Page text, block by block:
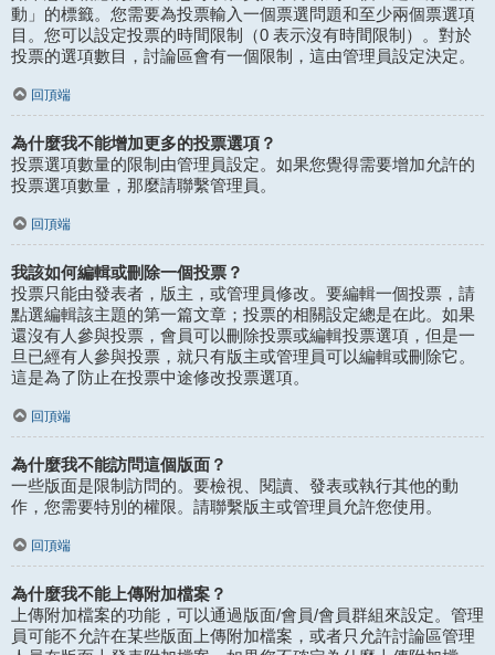
動」的標籤。您需要為投票輸入一個票選問題和至少兩個票選項
目。您可以設定投票的時間限制（0 表示沒有時間限制）。對於
投票的選項數目，討論區會有一個限制，這由管理員設定決定。
回頂端
為什麼我不能增加更多的投票選項？
投票選項數量的限制由管理員設定。如果您覺得需要增加允許的
投票選項數量，那麼請聯繫管理員。
回頂端
我該如何編輯或刪除一個投票？
投票只能由發表者，版主，或管理員修改。要編輯一個投票，請
點選編輯該主題的第一篇文章；投票的相關設定總是在此。如果
還沒有人參與投票，會員可以刪除投票或編輯投票選項，但是一
旦已經有人參與投票，就只有版主或管理員可以編輯或刪除它。
這是為了防止在投票中途修改投票選項。
回頂端
為什麼我不能訪問這個版面？
一些版面是限制訪問的。要檢視、閱讀、發表或執行其他的動
作，您需要特別的權限。請聯繫版主或管理員允許您使用。
回頂端
為什麼我不能上傳附加檔案？
上傳附加檔案的功能，可以通過版面/會員/會員群組來設定。管理
員可能不允許在某些版面上傳附加檔案，或者只允許討論區管理